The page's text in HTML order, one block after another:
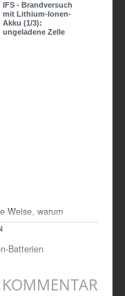
IFS - Brandversuch
mit Lithium-Ionen-
Akku (1/3):
ungeladene Zelle
Weise, warum
installiert werden
2022
Batterien